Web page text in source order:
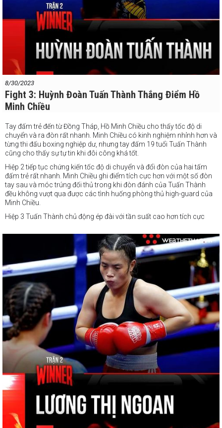
8/30/2023
Fight 3: Huỳnh Đoàn Tuấn Thành Thắng Điểm Hồ
Minh Chiều
Tay đấm trẻ đến từ Đồng Tháp, Hồ Minh Chiều cho thấy tốc độ di
chuyển và ra đòn rất nhanh. Minh Chiều có kinh nghiệm nhỉnh hơn và
từng thi đấu boxing nghiệp dư, nhưng tay đấm 19 tuổi Tuấn Thành
cũng cho thấy sự tự tin khi đôi công khá tốt.
Hiệp 2 tiếp tục chứng kiến tốc độ di chuyển và đổi đòn của hai tấm
đấm trẻ rất nhanh. Minh Chiều ghi điểm tích cực hơn với một số đòn
tay sau và móc trúng đối thủ trong khi đòn đánh của Tuấn Thành
đều không vượt qua được các tình huống phòng thủ high-guard của
Minh Chiều.
Hiệp 3 Tuấn Thành chủ động ép đài với tần suất cao hơn tích cực
thủ vào ring và ra đòn jab, móc trúng đích giúp anh ghi điểm. Phải
đến cuối hiệp khi Tuấn Thành bị mất đà tấn công trong tư thế chúi
đầu về phía trước Minh Chiều mới có đòn đấm khá nguy hiểm.
Hiệp 4 thế trận trở nên cân bằng khi Minh Chiều đáp trả đòn tích cực
hơn và phá thế trận dồn ép của Tuấn Thành. Một số tình huống khiêu
khích của Tuấn Thành đã khiến khán giả sau đó ồ lên thích thú khi
Minh Chiều đáp trả với combo đòn đấm móc cực gắt.
Kết thúc 4 hiệp đấu Tuấn Thành giành phần thắng bằng tính điểm
đồng thuận (39-37, 39-37, 39-37).
#webthethao
#vsp
#boxing
#vsppro